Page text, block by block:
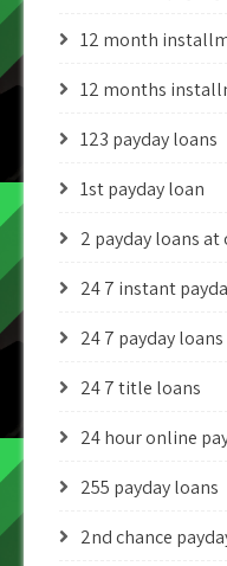
12 month
12 months
123 payday loans
1st payday loan
2 payday loans at
24 7 instant
24 7 payday loans
24 7 title loans
24 hour online
255 payday loans
2nd chance